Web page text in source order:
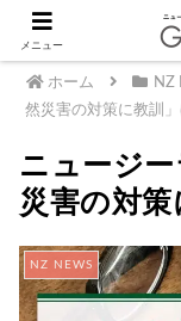
ホーム NZ
然災害の対策に教訓
ニュージ
災害の対
NZ NEWS
メニュー